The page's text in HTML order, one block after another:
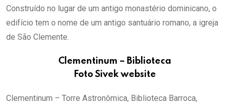
Construído no lugar de um antigo monastério dominicano, o
edifício tem o nome de um antigo santuário romano, a igreja
de São Clemente.
Clementinum – Biblioteca
Foto Sivek website
Clementinum – Torre Astronômica, Biblioteca Barroca,